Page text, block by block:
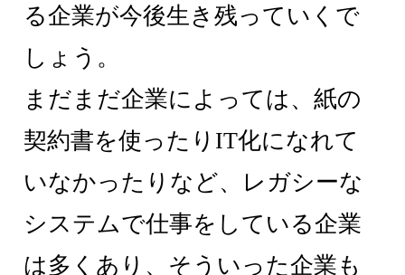
る企業が今後生き残っていくで
しょう。
まだまだ企業によっては、紙の
契約書を使ったりIT化になれて
いなかったりなど、レガシーな
システムで仕事をしている企業
は多くあり、そういった企業も